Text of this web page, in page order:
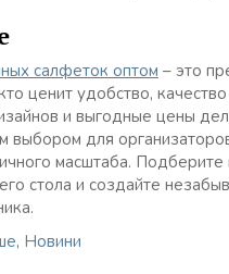
салфеток оптом – это
ценит удобство, качество
и выгодные цены
выбором для
масштаба.
стола и создайте
, Новини